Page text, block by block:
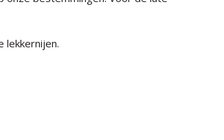
lekkernijen.